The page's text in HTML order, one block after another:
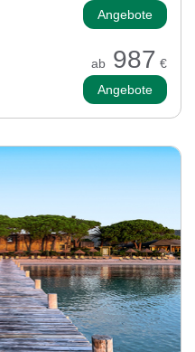
Angebote
ab 987 €
Angebote